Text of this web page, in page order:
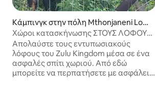
Κάμπινγκ στην πόλη Mthonjaneni Loca
l Municipality
Χώροι κατασκήνωσης ΣΤΟΥΣ ΛΌΦΟΥΣ
ZULU
Απολαύστε τους εντυπωσιακούς
λόφους του Zulu Kingdom μέσα σε ένα
ασφαλές σπίτι χωριού. Από εδώ
μπορείτε να περπατήσετε με ασφάλεια